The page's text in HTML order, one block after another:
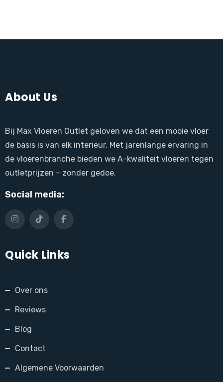
About Us
Bij Max Vloeren Outlet geloven we dat een mooie vloer
de basis is van elk interieur. Met jarenlange ervaring in
de vloerenbranche bieden we A-kwaliteit vloeren tegen
outletprijzen – zonder gedoe.
Social media:
Quick Links
Over ons
Reviews
Blog
Contact
Algemene Voorwaarden